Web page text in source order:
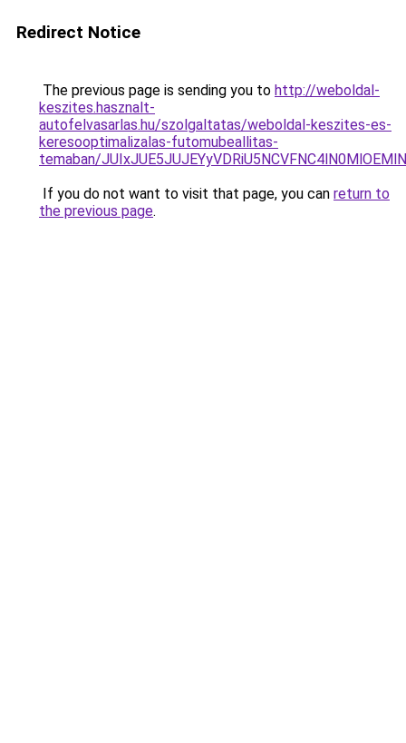
Redirect Notice
The previous page is sending you to http://weboldal-
keszites.hasznalt-
autofelvasarlas.hu/szolgaltatas/weboldal-keszites-es-
keresooptimalizalas-futomubeallitas-
temaban/
If you do not want to visit that page, you can return to
the previous page.